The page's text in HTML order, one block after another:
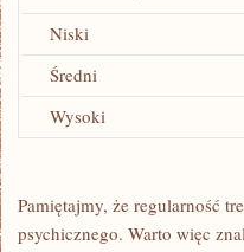
Niski
Średni
Wysoki
Pamiętajmy, że regularność
psychicznego. Warto więc